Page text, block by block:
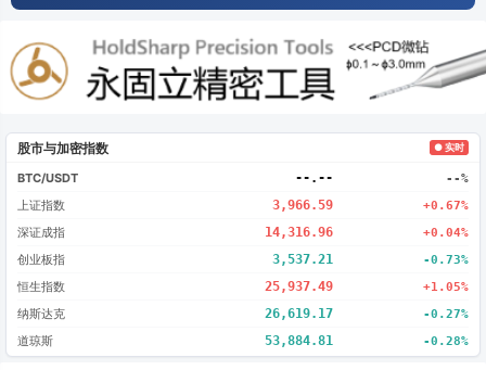
股市与加密指数 ● 实时
BTC/USDT --.-- --%
上证指数 3,966.59 +0.67%
深证成指 14,316.96 +0.04%
创业板指 3,537.21 -0.73%
恒生指数 25,937.49 +1.05%
纳斯达克 26,619.17 -0.27%
道琼斯 53,884.81 -0.28%